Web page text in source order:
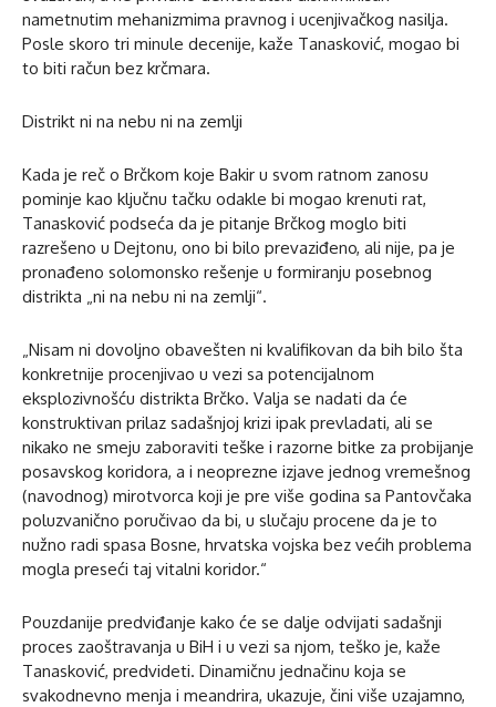
nametnutim mehanizmima pravnog i ucenjivačkog nasilja.
Posle skoro tri minule decenije, kaže Tanasković, mogao bi
to biti račun bez krčmara.
Distrikt ni na nebu ni na zemlji
Kada je reč o Brčkom koje Bakir u svom ratnom zanosu
pominje kao ključnu tačku odakle bi mogao krenuti rat,
Tanasković podseća da je pitanje Brčkog moglo biti
razrešeno u Dejtonu, ono bi bilo prevaziđeno, ali nije, pa je
pronađeno solomonsko rešenje u formiranju posebnog
distrikta „ni na nebu ni na zemlji“.
„Nisam ni dovoljno obavešten ni kvalifikovan da bih bilo šta
konkretnije procenjivao u vezi sa potencijalnom
eksplozivnošću distrikta Brčko. Valja se nadati da će
konstruktivan prilaz sadašnjoj krizi ipak prevladati, ali se
nikako ne smeju zaboraviti teške i razorne bitke za probijanje
posavskog koridora, a i neoprezne izjave jednog vremešnog
(navodnog) mirotvorca koji je pre više godina sa Pantovčaka
poluzvanično poručivao da bi, u slučaju procene da je to
nužno radi spasa Bosne, hrvatska vojska bez većih problema
mogla preseći taj vitalni koridor.“
Pouzdanije predviđanje kako će se dalje odvijati sadašnji
proces zaoštravanja u BiH i u vezi sa njom, teško je, kaže
Tanasković, predvideti. Dinamičnu jednačinu koja se
svakodnevno menja i meandrira, ukazuje, čini više uzajamno,